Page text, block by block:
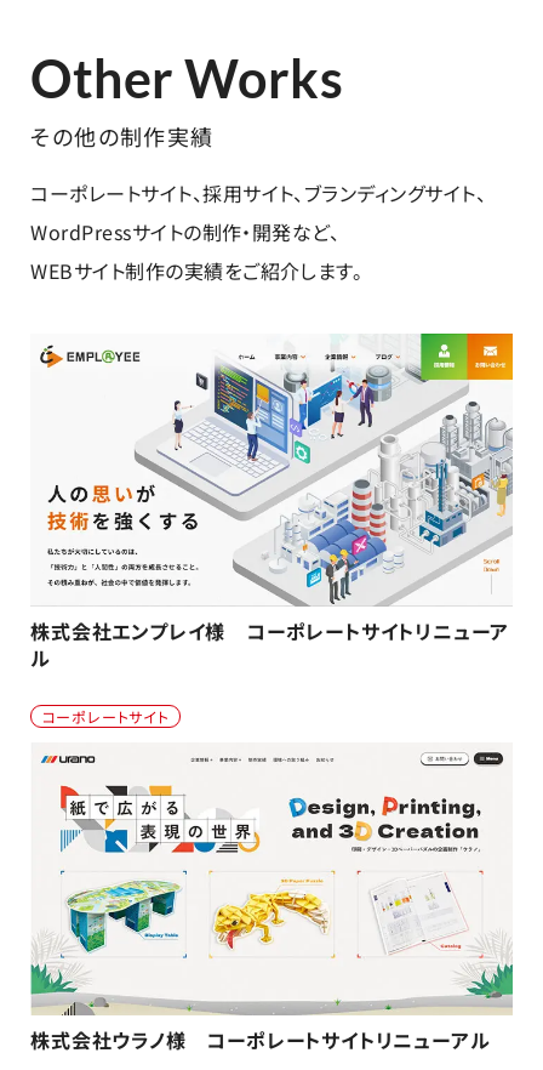
Other Works
その他の制作実績
コーポレートサイト、採用サイト、ブランディングサイト、
WordPressサイトの制作・開発など、
WEBサイト制作の実績をご紹介します。
株式会社エンプレイ様 コーポレートサイトリニューア
ル
コーポレートサイト
株式会社ウラノ様 コーポレートサイトリニューアル